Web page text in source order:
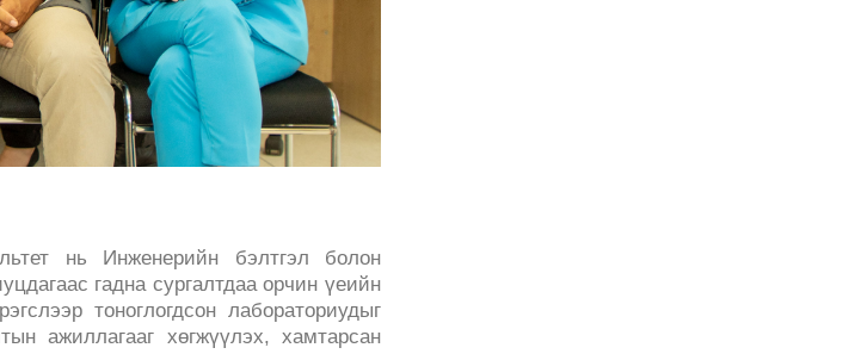
нь Инженерийн бэлтгэл болон
гадна сургалтдаа орчин үеийн
тоноглогдсон лабораториудыг
ажиллагааг хөгжүүлэх, хамтарсан